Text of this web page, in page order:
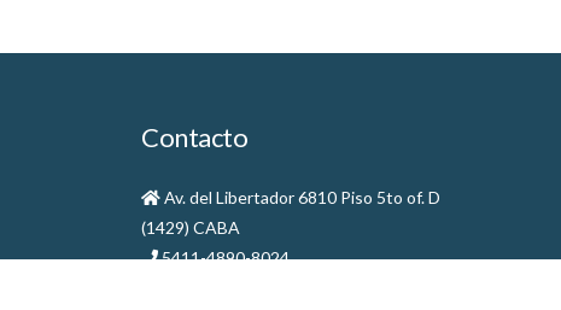
entradas
Contacto
Av. del Libertador 6810 Piso 5to of. D
(1429) CABA
5411-4890-8024